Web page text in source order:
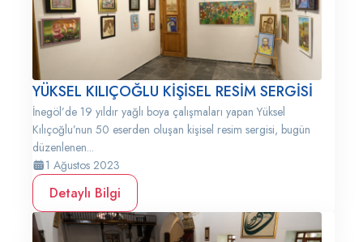
YÜKSEL KILIÇOĞLU KİŞİSEL RESİM SERGİSİ
İnegöl’de 19 yıldır yağlı boya çalışmaları yapan Yüksel
Kılıçoğlu’nun 50 eserden oluşan kişisel resim sergisi, bugün
düzenlenen...
1 Ağustos 2023
Detaylı Bilgi